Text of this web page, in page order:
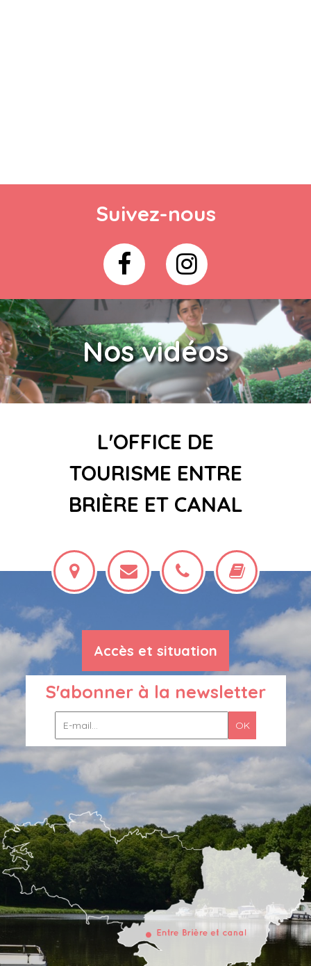
Suivez-nous
Nos vidéos
L'OFFICE DE
TOURISME ENTRE
BRIÈRE ET CANAL
Accès et situation
S'abonner à la newsletter